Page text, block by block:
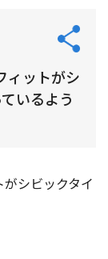
ィットがシ
いるよう
シビックタイ